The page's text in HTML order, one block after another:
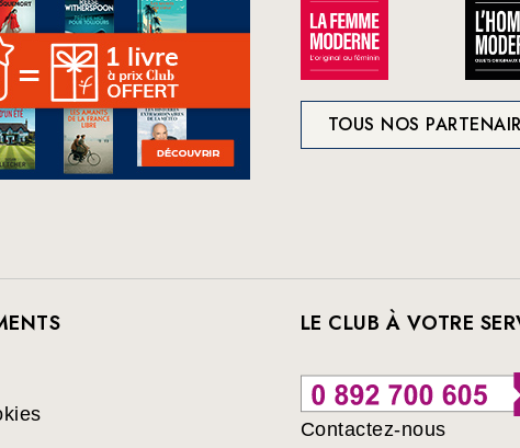
TOUS NOS
LE CLUB À VOTRE
Contactez-nous